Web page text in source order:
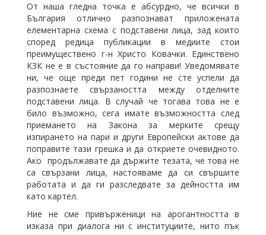
От наша гледна точка е абсурдно, че всички в
България отлично разпознават приложената
елементарна схема с подставени лица, зад които
според редица публикации в медиите стои
преимуществено г-н Христо Ковачки. Единствено
КЗК не е в състояние да го направи! Уведомявате
ни, че още преди пет години не сте успели да
разпознаете свързаността между отделните
подставени лица. В случай че тогава това не е
било възможно, сега имате възможността след
приемането на Закона за мерките срещу
изпирането на пари и други Европейски актове да
поправите тази грешка и да откриете очевидното.
Ако продължавате да държите тезата, че това не
са свързани лица, настояваме да си свършите
работата и да ги разследвате за дейността им
като картел.
Ние не сме привърженици на арогантността в
изказа при диалога ни с институциите, нито пък